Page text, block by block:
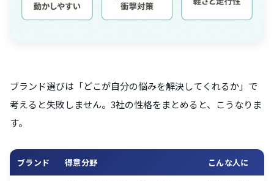
ブランド選びは「どこが自分の悩みを解決してくれるか」で
考えると失敗しません。3社の性格をまとめると、こうなりま
す。
ブランド 得意分野 こんな人に